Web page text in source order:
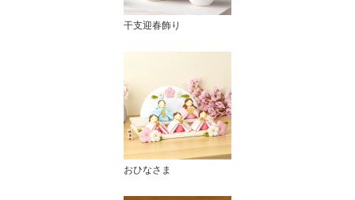
干支迎春飾り
おひなさま